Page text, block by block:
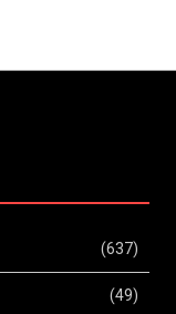
(637)
(49)